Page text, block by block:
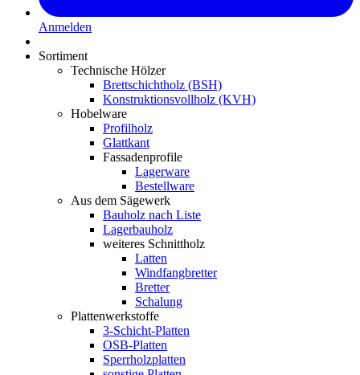
Anmelden
Sortiment
Technische Hölzer
Brettschichtholz (BSH)
Konstruktionsvollholz (KVH)
Hobelware
Profilholz
Glattkant
Fassadenprofile
Lagerware
Bestellware
Aus dem Sägewerk
Bauholz nach Liste
Lagerbauholz
weiteres Schnittholz
Latten
Windfangbretter
Bretter
Schalung
Plattenwerkstoffe
3-Schicht-Platten
OSB-Platten
Sperrholzplatten